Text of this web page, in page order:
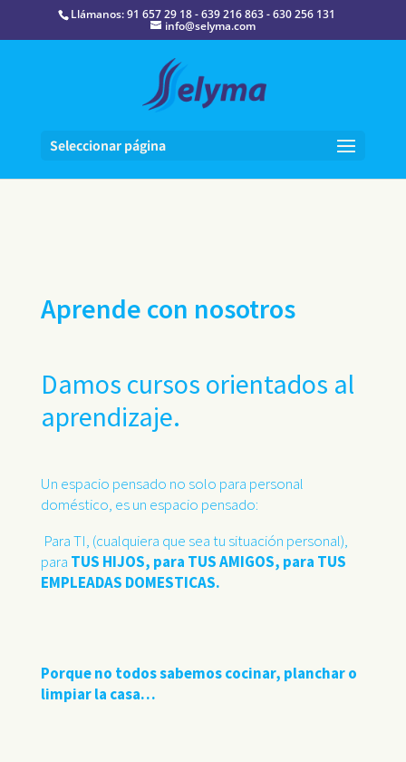
Llámanos: 91 657 29 18 - 639 216 863 - 630 256 131
info@selyma.com
Seleccionar página
Aprende con nosotros
Damos cursos orientados al
aprendizaje.
Un espacio pensado no solo para personal
doméstico, es un espacio pensado:
Para TI, (cualquiera que sea tu situación personal),
para TUS HIJOS, para TUS AMIGOS, para TUS
EMPLEADAS DOMESTICAS.
Porque no todos sabemos cocinar, planchar o
limpiar la casa…